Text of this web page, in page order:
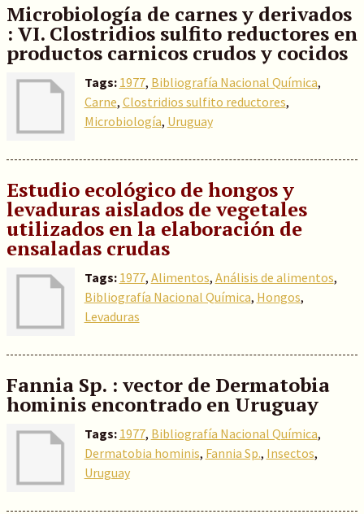
Microbiología de carnes y derivados
: VI. Clostridios sulfito reductores en
productos carnicos crudos y cocidos
Tags: 1977, Bibliografía Nacional Química,
Carne, Clostridios sulfito reductores,
Microbiología, Uruguay
Estudio ecológico de hongos y
levaduras aislados de vegetales
utilizados en la elaboración de
ensaladas crudas
Tags: 1977, Alimentos, Análisis de alimentos,
Bibliografía Nacional Química, Hongos,
Levaduras
Fannia Sp. : vector de Dermatobia
hominis encontrado en Uruguay
Tags: 1977, Bibliografía Nacional Química,
Dermatobia hominis, Fannia Sp., Insectos,
Uruguay